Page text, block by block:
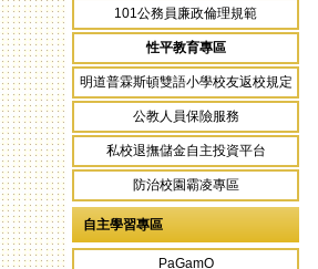
101公務員廉政倫理規範
性平教育專區
明道普霖斯頓雙語小學校友返校規定
公教人員保險服務
私校退撫儲金自主投資平台
防治校園霸凌專區
自主學習專區
PaGamO